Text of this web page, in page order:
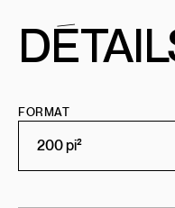
DÉT
FORMAT